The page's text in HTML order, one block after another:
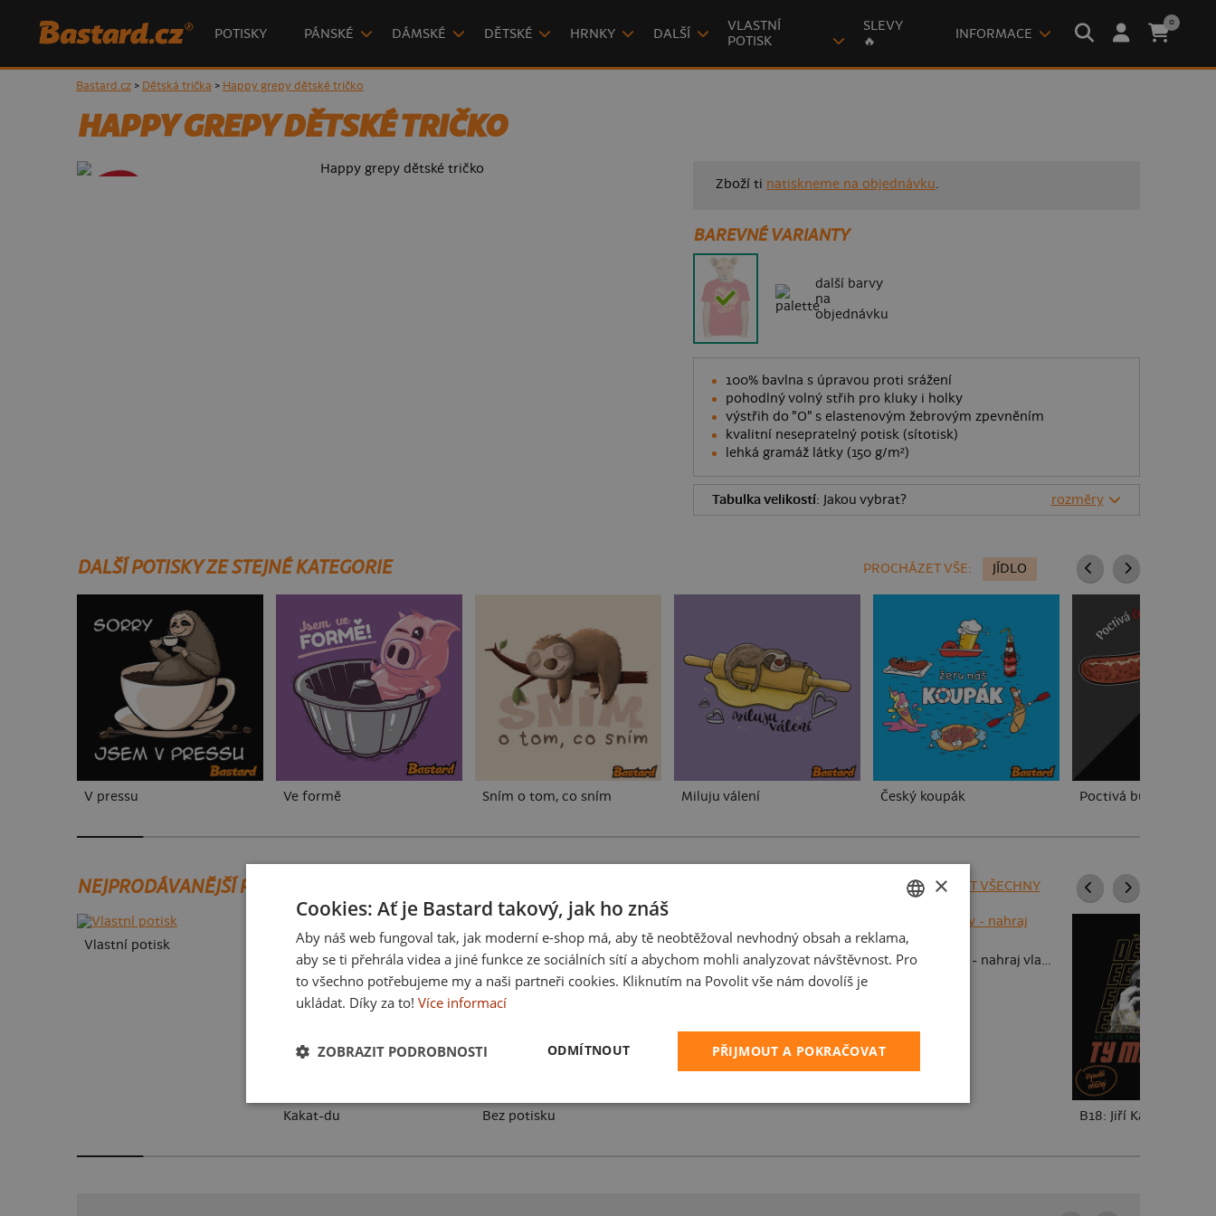
POTISKY PÁNSKÉ DÁMSKÉ DĚTSKÉ HRNKY DALŠÍ
VLASTNÍ
POTISK
SLEVY
🔥
INFORMACE
0
Bastard.cz> Dětská trička > Happy grepy dětské tričko
HAPPY GREPY DĚTSKÉ TRIČKO
Zboží ti natiskneme na objednávku.
BAREVNÉ VARIANTY
další barvy
na
objednávku
100% bavlna s úpravou proti srážení
pohodlný volný střih pro kluky i holky
výstřih do "O" s elastenovým žebrovým zpevněním
kvalitní nesepratelný potisk (sítotisk)
lehká gramáž látky (150 g/m²)
Tabulka velikostí: Jakou vybrat? rozměry
DALŠÍ POTISKY ZE STEJNÉ KATEGORIE PROCHÁZET VŠE: JÍDLO
V pressu Ve formě Sním o tom, co sním Miluju válení Český koupák Poctivá buchta a
NEJPRODÁVANĚJŠÍ POTISKY ZOBRAZIT VŠECHNY
Vlastní potisk
Kakat-du Bez potisku
Karikatura z vlastní fotky
Dětské kresby - nahraj vlastní
B18: Jiří Kára
CZECH
SLOVAK
×
Cookies: Ať je Bastard takový, jak ho znáš
Aby náš web fungoval tak, jak moderní e-shop má, aby tě neobtěžoval nevhodný obsah a reklama,
aby se ti přehrála videa a jiné funkce ze sociálních sítí a abychom mohli analyzovat návštěvnost. Pro
to všechno potřebujeme my a naši partneři cookies. Kliknutím na Povolit vše nám dovolíš je
ukládat. Díky za to! Více informací
PŘIJMOUT A POKRAČOVAT
ODMÍTNOUT
ZOBRAZIT PODROBNOSTI